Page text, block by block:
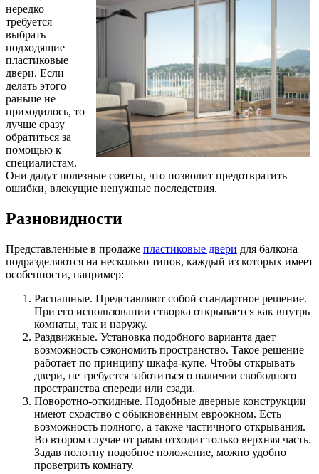
нередко
требуется
выбрать
подходящие
пластиковые
двери. Если
делать этого
раньше не
приходилось, то
лучше сразу
обратиться за
помощью к
специалистам.
Они дадут полезные советы, что позволит предотвратить
ошибки, влекущие ненужные последствия.
Разновидности
Представленные в продаже пластиковые двери для балкона
подразделяются на несколько типов, каждый из которых имеет
особенности, например:
Распашные. Представляют собой стандартное решение.
При его использовании створка открывается как внутрь
комнаты, так и наружу.
Раздвижные. Установка подобного варианта дает
возможность сэкономить пространство. Такое решение
работает по принципу шкафа-купе. Чтобы открывать
двери, не требуется заботиться о наличии свободного
пространства спереди или сзади.
Поворотно-откидные. Подобные дверные конструкции
имеют сходство с обыкновенным евроокном. Есть
возможность полного, а также частичного открывания.
Во втором случае от рамы отходит только верхняя часть.
Задав полотну подобное положение, можно удобно
проветрить комнату.